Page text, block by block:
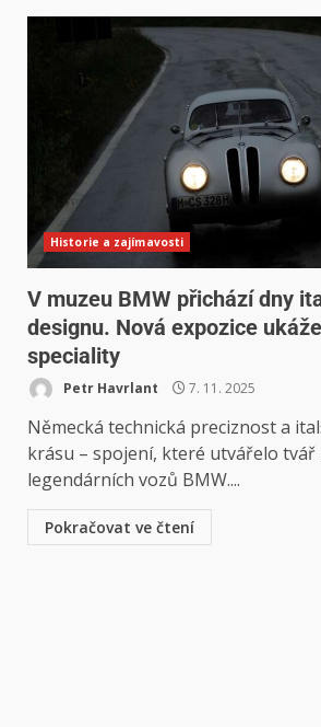
Historie a zajímavosti
V muzeu BMW přichází dny
designu. Nová expozice
speciality
Petr Havrlant 7. 11. 2025
Německá technická preciznost a
krásu – spojení, které utvářelo tvář
legendárních vozů BMW....
Pokračovat ve čtení